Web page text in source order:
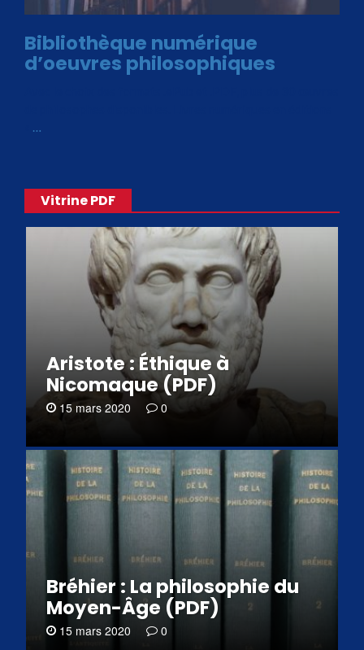
Bibliothèque numérique
d’oeuvres philosophiques
…
Vitrine PDF
Aristote : Éthique à
Nicomaque (PDF)
15 mars 2020 0
Bréhier : La philosophie du
Moyen-Âge (PDF)
15 mars 2020 0